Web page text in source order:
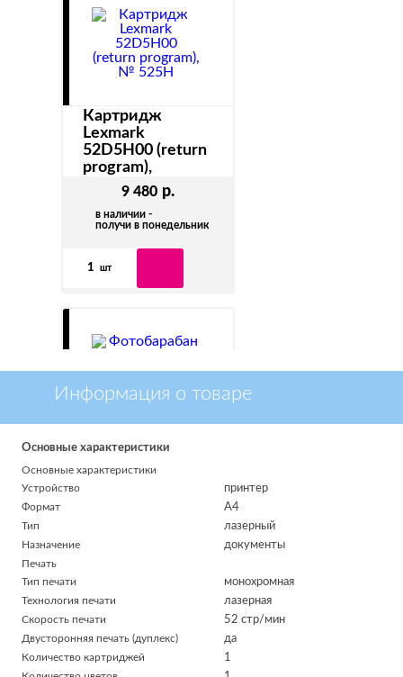
9 480 р.
в наличии -
получи в понедельник
1 шт
Картридж
Lexmark
52D5H00 (return
program),
№ 525H
52D0HA0_52D5H00_52D5H0E
Фотобарабан
52D0Z00 (return
Информация о товаре
Основные характеристики
Основные характеристики
принтер
Устройство
A4
Формат
лазерный
Тип
документы
Назначение
Печать
монохромная
Тип печати
лазерная
Технология печати
52 стр/мин
Скорость печати
да
Двусторонняя печать (дуплекс)
1
Количество картриджей